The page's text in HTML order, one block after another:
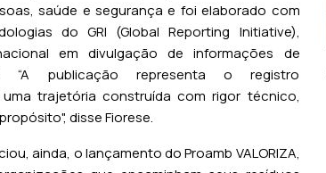
saúde e segurança e foi elaborado com
do GRI (Global Reporting Initiative),
em divulgação de informações de
“A publicação representa o registro
trajetória construída com rigor técnico,
disse Fiorese.
ainda, o lançamento do Proamb VALORIZA,